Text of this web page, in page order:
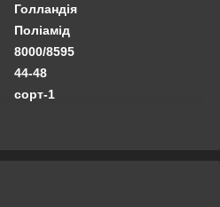
Голландія
Поліамід
8000/8595
44-48
сорт-1